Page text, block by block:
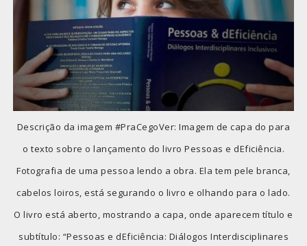
Descrição da imagem #PraCegoVer: Imagem de capa do para
o texto sobre o lançamento do livro Pessoas e dEficiência.
Fotografia de uma pessoa lendo a obra. Ela tem pele branca,
cabelos loiros, está segurando o livro e olhando para o lado.
O livro está aberto, mostrando a capa, onde aparecem título e
subtítulo: “Pessoas e dEficiência: Diálogos Interdisciplinares